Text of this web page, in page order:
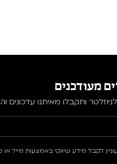
מעודכנים
ותקבלו מאיתנו עדכונים
לקבל מידע שיווקי באמצעות מייל או